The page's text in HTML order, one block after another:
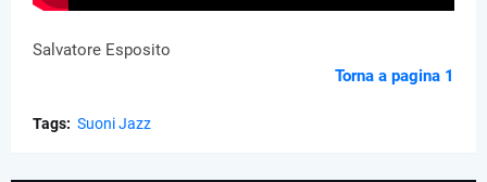
Salvatore Esposito
Torna a pagina 1
Tags: Suoni Jazz